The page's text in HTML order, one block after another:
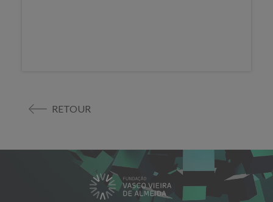
RETOUR